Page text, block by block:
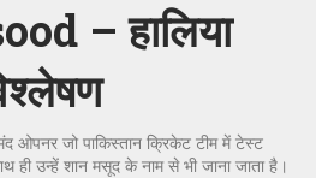
– हालिया
ओपनर जो पाकिस्तान क्रिकेट टीम में टेस्ट
ही उन्हें शान मसूद के नाम से भी जाना जाता है ।